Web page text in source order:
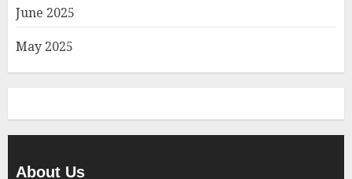
June 2025
May 2025
About Us